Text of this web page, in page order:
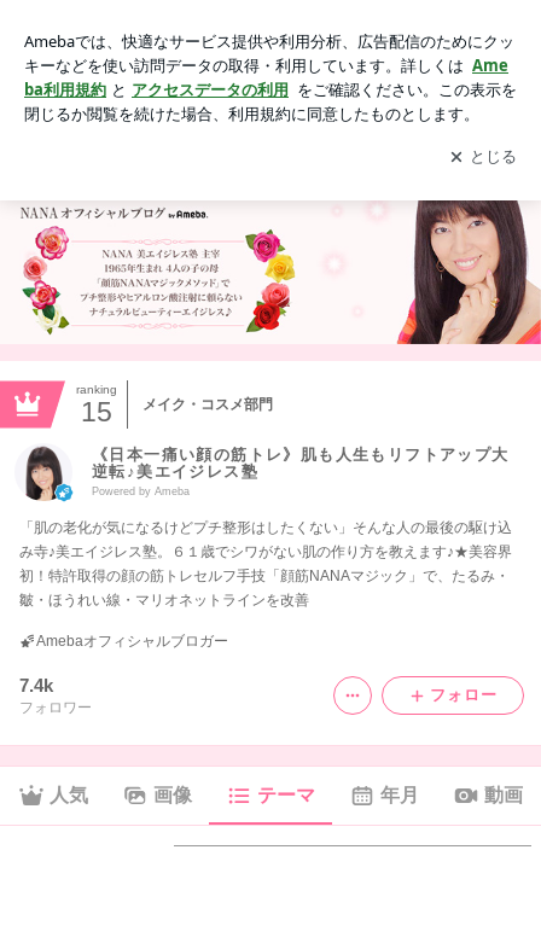
生もリフトアップ大逆転♪美エイジレス塾
アプリをダウンロードして ブログの更新通知
を受け取りまし
ょう。
開く
ranking
15 メイク・コスメ部門
《日本一痛い顔の筋トレ》肌も人生もリフトアップ大
逆転♪美エイジレス塾
Powered by Ameba
「肌の老化が気になるけどプチ整形はしたくない」そんな人の最後の駆け込
み寺♪美エイジレス塾。６１歳でシワがない肌の作り方を教えます♪★美容界
初！特許取得の顔の筋トレセルフ手技「顔筋NANAマジック」で、たるみ・
皺・ほうれい線・マリオネットラインを改善
Amebaオフィシャルブロガー
7.4k
フォロワー
フォロー
人気 画像 テーマ 年月 動画